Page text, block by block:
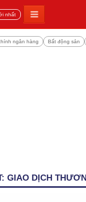
nhất
ngân hàng Bất động sản
GIAO DỊCH